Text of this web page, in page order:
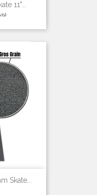
11"...
Skate...